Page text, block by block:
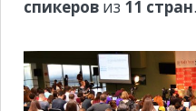
спикеров из 11 стран.